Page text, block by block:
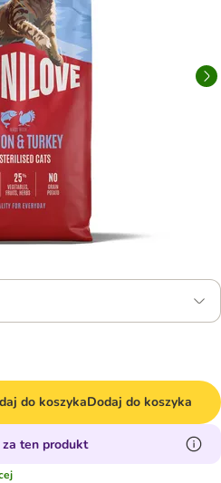
do koszykaDodaj do koszyka
ten produkt